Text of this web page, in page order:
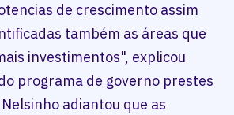
de crescimento assim
também as áreas que
investimentos", explicou
programa de governo prestes
adiantou que as